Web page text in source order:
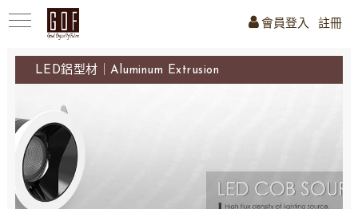
會員登入 註冊
LED鋁型材｜Aluminum Extrusion